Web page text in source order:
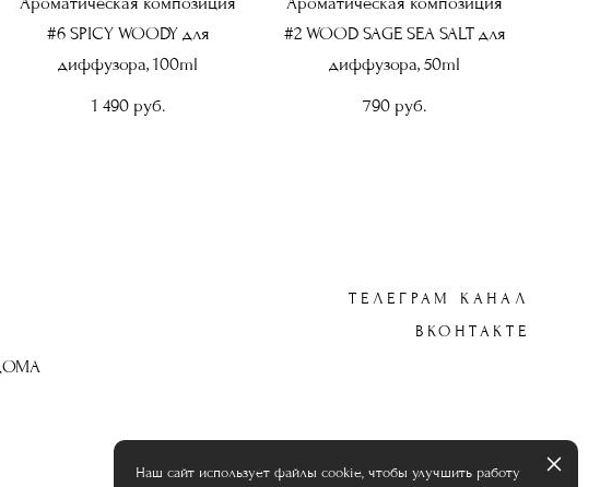
#6 SPICY WOODY для
диффузора, 100ml
1 490 pуб.
#2 WOOD SAGE SEA SALT для
диффузора, 50ml
790 pуб.
ТЕЛЕГРАМ КАНАЛ
ВКОНТАКТЕ
Наш сайт использует файлы cookie, чтобы улучшить работу